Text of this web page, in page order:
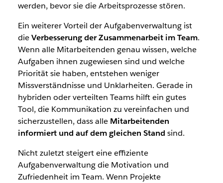
werden, bevor sie die Arbeitsprozesse stören.
Ein weiterer Vorteil der Aufgabenverwaltung ist
dieVerbesserung der Zusammenarbeit im Team.
Wenn alle Mitarbeitenden genau wissen, welche
Aufgaben ihnen zugewiesen sind und welche
Priorität sie haben, entstehen weniger
Missverständnisse und Unklarheiten. Gerade in
hybriden oder verteilten Teams hilft ein gutes
Tool, die Kommunikation zu vereinfachen und
sicherzustellen, dass alle Mitarbeitenden
informiert und auf dem gleichen Stand sind.
Nicht zuletzt steigert eine effiziente
Aufgabenverwaltung die Motivation und
Zufriedenheit im Team. Wenn Projekte